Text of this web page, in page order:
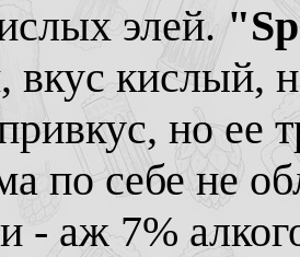
элей.
кислый,
но ее
по себе не
- аж 7%